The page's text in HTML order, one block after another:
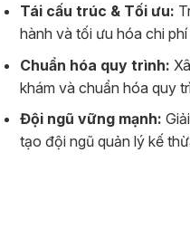
Tái cấu trúc & Tối ưu:
hành và tối ưu hóa chi
Chuẩn hóa quy trình:
khám và chuẩn hóa quy
Đội ngũ vững mạnh:
tạo đội ngũ quản lý kế